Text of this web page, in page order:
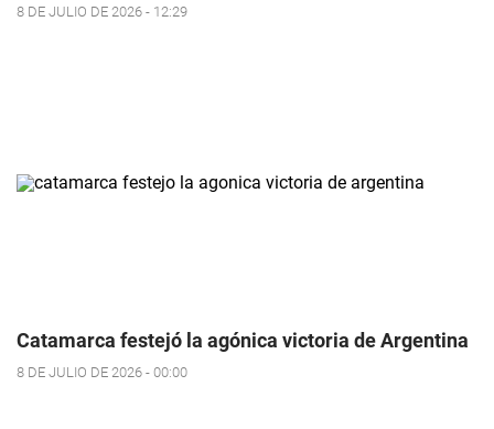
8 DE JULIO DE 2026 - 12:29
Catamarca festejó la agónica victoria de Argentina
8 DE JULIO DE 2026 - 00:00